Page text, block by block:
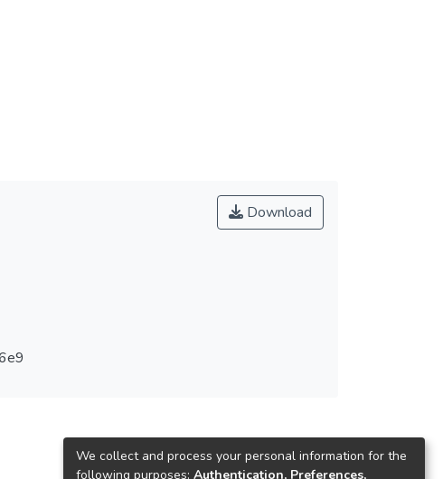
Download
We collect and process your personal information for the
following purposes: Authentication, Preferences,